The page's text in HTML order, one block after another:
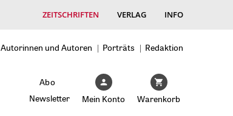
ZEITSCHRIFTEN VERLAG INFO
Autorinnen und Autoren Porträts
Redaktion
Abo
Newsletter
Mein Konto Warenkorb